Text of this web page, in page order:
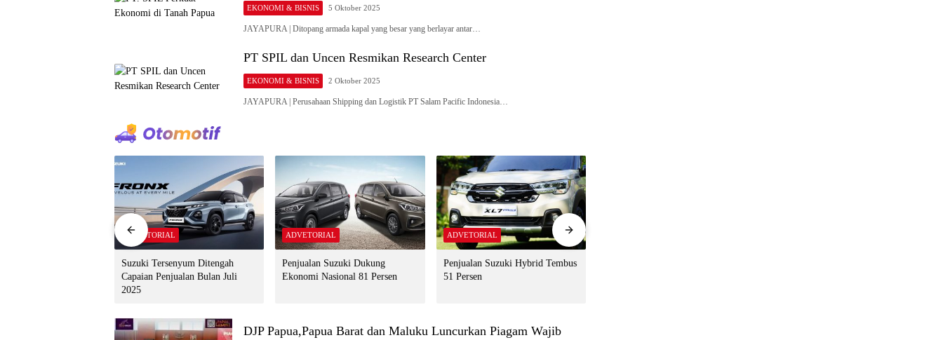
EKONOMI & BISNIS 5 Oktober 2025
JAYAPURA | Ditopang armada kapal yang besar yang berlayar antar…
PT SPIL dan Uncen Resmikan Research Center
EKONOMI & BISNIS 2 Oktober 2025
JAYAPURA | Perusahaan Shipping dan Logistik PT Salam Pacific Indonesia…
ADVETORIAL
Suzuki Tersenyum Ditengah
Capaian Penjualan Bulan Juli
2025
ADVETORIAL
Penjualan Suzuki Dukung
Ekonomi Nasional 81 Persen
ADVETORIAL
Penjualan Suzuki Hybrid Tembus
51 Persen
DJP Papua,Papua Barat dan Maluku Luncurkan Piagam Wajib